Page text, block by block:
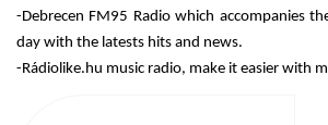
-Debrecen FM95 Radio which accompanies
day with the latests hits and news.
-Rádiolike.hu music radio, make it easier with